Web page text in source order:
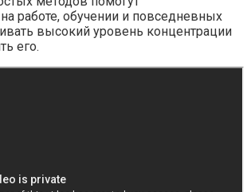
работе, обучении и повседневных
высокий уровень концентрации
его.